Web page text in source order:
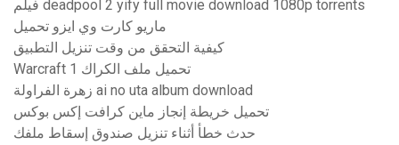
فيلم deadpool 2 yify full movie download 1080p torrents
ماريو كارت وي ايزو تحميل
كيفية التحقق من وقت تنزيل التطبيق
Warcraft 1 تحميل ملف الكراك
زهرة الفراولة ai no uta album download
تحميل خريطة إنجاز ماين كرافت إكس بوكس
حدث خطأ أثناء تنزيل صندوق إسقاط ملفك